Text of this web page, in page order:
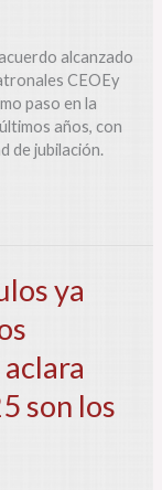
alcanzado
CEOEy
paso en la
años, con
de jubilación.
ya
son los